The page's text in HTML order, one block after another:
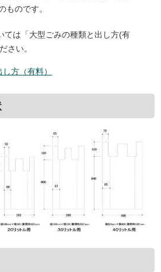
ものです。
は「大型ごみの種類と出し方(有
さい。
方（有料）